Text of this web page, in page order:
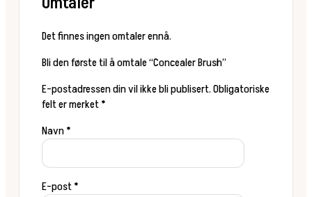
Det finnes ingen omtaler ennå.
Bli den første til å omtale “Concealer Brush”
E-postadressen din vil ikke bli publisert.Obligatoriske
felt er merket*
Navn*
E-post*